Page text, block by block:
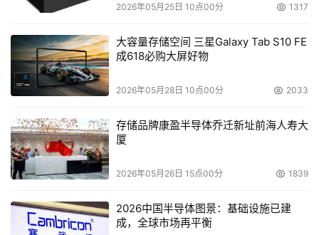
在网络设置功能中进入无线菜单
2026年05月25日 10点00分 1317
大容量存储空间 三星Galaxy Tab S10 FE
成618必购大屏好物
2026年05月28日 10点00分 2033
存储品牌康盈半导体乔迁新址前海人寿大
厦
2026年05月26日 15点00分 1839
2026中国半导体图景：基础设施已建
成，全球市场再平衡